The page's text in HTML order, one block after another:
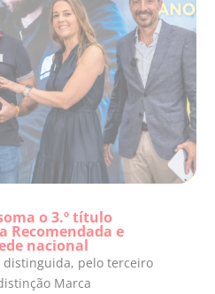
o 3.º título
Recomendada e
nacional
distinguida, pelo terceiro
Marca